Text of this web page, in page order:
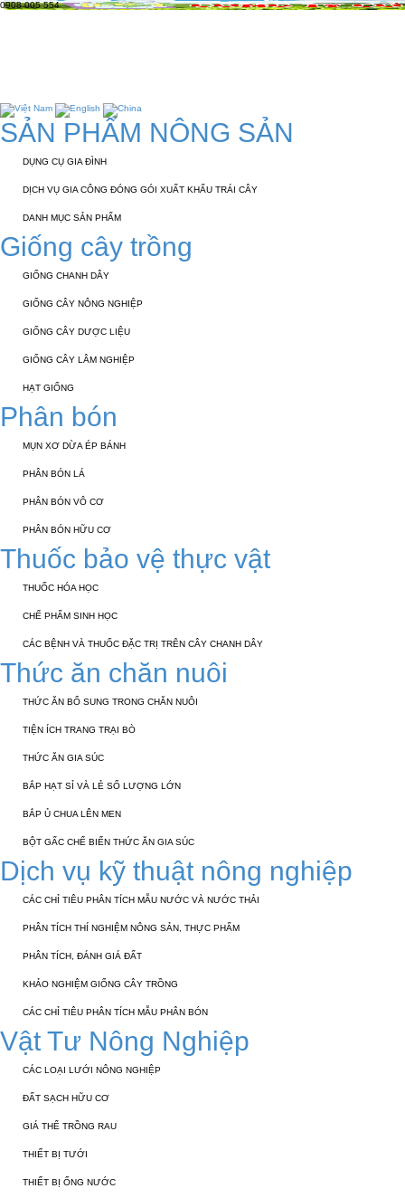
0908 005 554
SẢN PHẨM NÔNG SẢN
DỤNG CỤ GIA ĐÌNH
DỊCH VỤ GIA CÔNG ĐÓNG GÓI XUẤT KHẨU TRÁI CÂY
DANH MỤC SẢN PHẨM
Giống cây trồng
GIỐNG CHANH DÂY
GIỐNG CÂY NÔNG NGHIỆP
GIỐNG CÂY DƯỢC LIỆU
GIỐNG CÂY LÂM NGHIỆP
HẠT GIỐNG
Phân bón
MỤN XƠ DỪA ÉP BÁNH
PHÂN BÓN LÁ
PHÂN BÓN VÔ CƠ
PHÂN BÓN HỮU CƠ
Thuốc bảo vệ thực vật
THUỐC HÓA HỌC
CHẾ PHẨM SINH HỌC
CÁC BỆNH VÀ THUỐC ĐẶC TRỊ TRÊN CÂY CHANH DÂY
Thức ăn chăn nuôi
THỨC ĂN BỔ SUNG TRONG CHĂN NUÔI
TIỆN ÍCH TRANG TRẠI BÒ
THỨC ĂN GIA SÚC
BẮP HẠT SỈ VÀ LẺ SỐ LƯỢNG LỚN
BẮP Ủ CHUA LÊN MEN
BỘT GẤC CHẾ BIẾN THỨC ĂN GIA SÚC
Dịch vụ kỹ thuật nông nghiệp
CÁC CHỈ TIÊU PHÂN TÍCH MẪU NƯỚC VÀ NƯỚC THẢI
PHÂN TÍCH THÍ NGHIỆM NÔNG SẢN, THỰC PHẨM
PHÂN TÍCH, ĐÁNH GIÁ ĐẤT
KHẢO NGHIỆM GIỐNG CÂY TRỒNG
CÁC CHỈ TIÊU PHÂN TÍCH MẪU PHÂN BÓN
Vật Tư Nông Nghiệp
CÁC LOẠI LƯỚI NÔNG NGHIỆP
ĐẤT SẠCH HỮU CƠ
GIÁ THỂ TRỒNG RAU
THIẾT BỊ TƯỚI
THIẾT BỊ ỐNG NƯỚC